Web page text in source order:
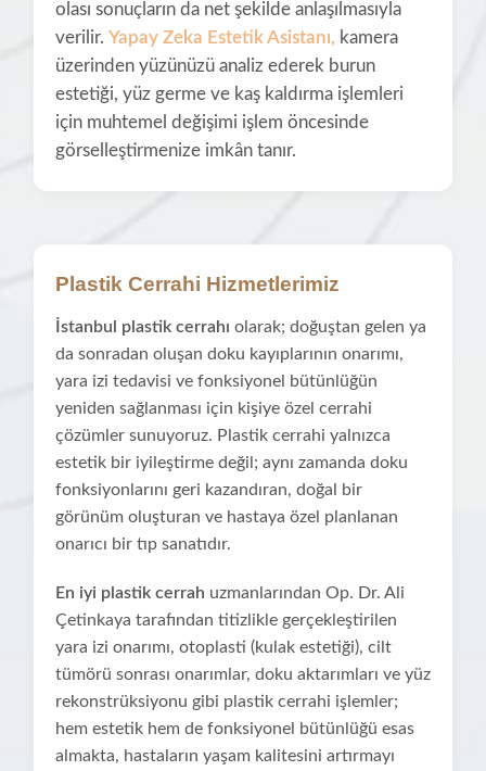
olası sonuçların da net şekilde anlaşılmasıyla
verilir. Yapay Zeka Estetik Asistanı, kamera
üzerinden yüzünüzü analiz ederek burun
estetiği, yüz germe ve kaş kaldırma işlemleri
için muhtemel değişimi işlem öncesinde
görselleştirmenize imkân tanır.
Plastik Cerrahi Hizmetlerimiz
İstanbul plastik cerrahı olarak; doğuştan gelen ya
da sonradan oluşan doku kayıplarının onarımı,
yara izi tedavisi ve fonksiyonel bütünlüğün
yeniden sağlanması için kişiye özel cerrahi
çözümler sunuyoruz. Plastik cerrahi yalnızca
estetik bir iyileştirme değil; aynı zamanda doku
fonksiyonlarını geri kazandıran, doğal bir
görünüm oluşturan ve hastaya özel planlanan
onarıcı bir tıp sanatıdır.
En iyi plastik cerrah uzmanlarından Op. Dr. Ali
Çetinkaya tarafından titizlikle gerçekleştirilen
yara izi onarımı, otoplasti (kulak estetiği), cilt
tümörü sonrası onarımlar, doku aktarımları ve yüz
rekonstrüksiyonu gibi plastik cerrahi işlemler;
hem estetik hem de fonksiyonel bütünlüğü esas
almakta, hastaların yaşam kalitesini artırmayı